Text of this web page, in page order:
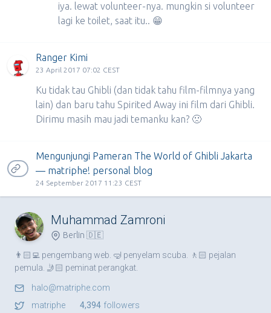
iya. lewat volunteer-nya. mungkin si volunteer
lagi ke toilet, saat itu.. 😁
Ranger Kimi
23 April 2017 07:02 CEST
Ku tidak tau Ghibli (dan tidak tahu film-filmnya yang
lain) dan baru tahu Spirited Away ini film dari Ghibli.
Dirimu masih mau jadi temanku kan? 🙁
Mengunjungi Pameran The World of Ghibli Jakarta
— matriphe! personal blog
24 September 2017 11:23 CEST
Muhammad Zamroni
Berlin 🇩🇪
👨🏻‍💻 pengembang web. 🤿 penyelam scuba. 🚶🏻 pejalan
pemula. 🤳🏻 peminat perangkat.
halo@matriphe.com
matriphe
4,394 followers